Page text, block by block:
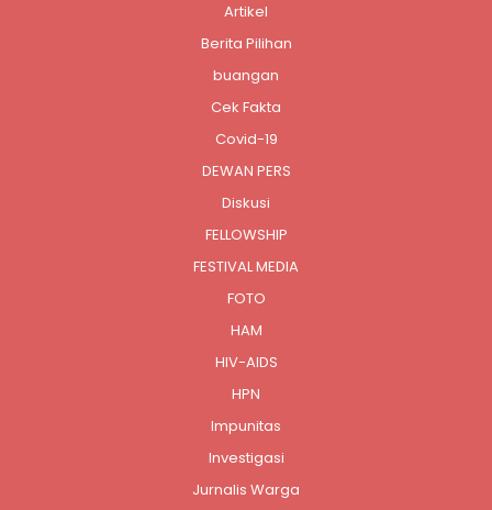
Artikel
Berita Pilihan
buangan
Cek Fakta
Covid-19
DEWAN PERS
Diskusi
FELLOWSHIP
FESTIVAL MEDIA
FOTO
HAM
HIV-AIDS
HPN
Impunitas
Investigasi
Jurnalis Warga